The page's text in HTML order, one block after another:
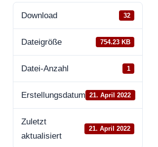
Download 32
Dateigröße 754.23 KB
Datei-Anzahl 1
Erstellungsdatum 21. April 2022
Zuletzt
aktualisiert
21. April 2022